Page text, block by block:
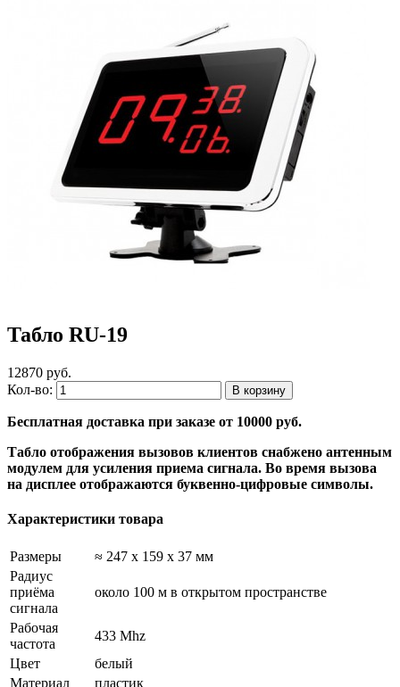
Табло RU-19
12870 руб.
Кол-во:
Бесплатная доставка при заказе от 10000 руб.
Табло отображения вызовов клиентов снабжено антенным
модулем для усиления приема сигнала. Во время вызова
на дисплее отображаются буквенно-цифровые символы.
Характеристики товара
Размеры
≈ 247 х 159 х 37 мм
Радиус
приёма
сигнала
около 100 м в открытом пространстве
Рабочая
частота
433 Mhz
Цвет
белый
Материал
пластик